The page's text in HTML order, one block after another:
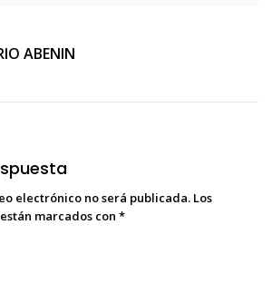
ABENIN
electrónico no será publicada. Los
marcados con *